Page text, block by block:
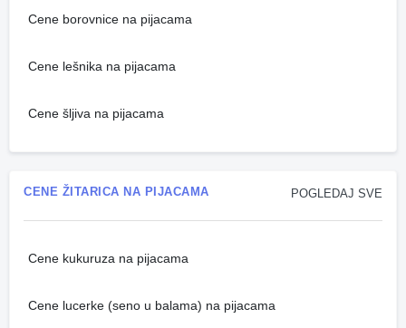
Cene borovnice na pijacama
Cene lešnika na pijacama
Cene šljiva na pijacama
POGLEDAJ SVE
CENE ŽITARICA NA PIJACAMA
Cene kukuruza na pijacama
Cene lucerke (seno u balama) na pijacama